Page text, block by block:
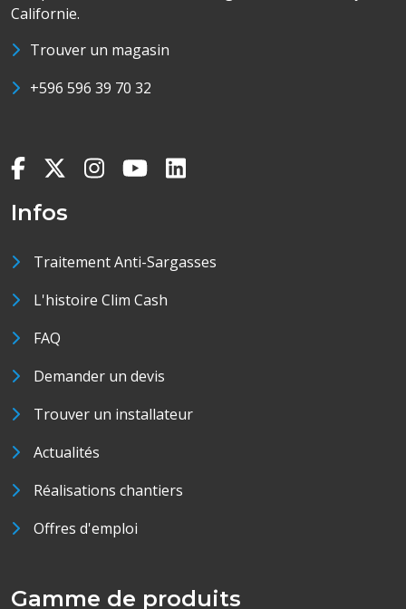
Californie.
Trouver un magasin
+596 596 39 70 32
Infos
Traitement Anti-Sargasses
L'histoire Clim Cash
FAQ
Demander un devis
Trouver un installateur
Actualités
Réalisations chantiers
Offres d'emploi
Gamme de produits